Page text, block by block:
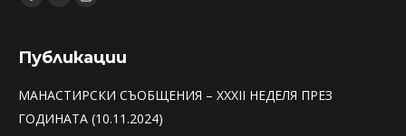
Facebook
opens
new
window
YouTube
opens
new
window
Instagram
opens
new
window
Публикации
МАНАСТИРСКИ СЪОБЩЕНИЯ – XXXII НЕДЕЛЯ ПРЕЗ
ГОДИНАТА (10.11.2024)